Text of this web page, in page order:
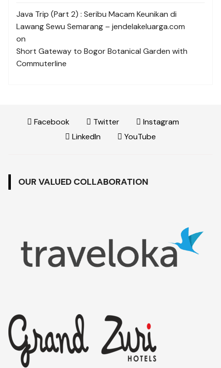
Java Trip (Part 2) : Seribu Macam Keunikan di
Lawang Sewu Semarang – jendelakeluarga.com
on
Short Gateway to Bogor Botanical Garden with
Commuterline
Facebook Twitter
Instagram
LinkedIn
YouTube
OUR VALUED COLLABORATION